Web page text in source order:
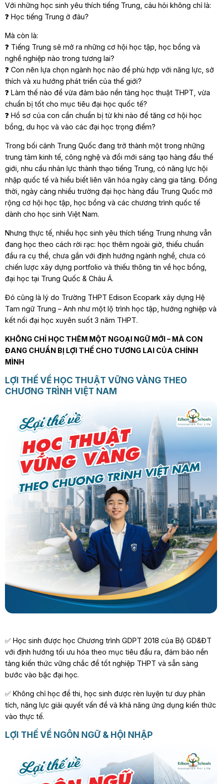
Với những học sinh yêu thích tiếng Trung, câu hỏi không chỉ là:
❓ Học tiếng Trung ở đâu?
Mà còn là:
❓ Tiếng Trung sẽ mở ra những cơ hội học tập, học bổng và
nghề nghiệp nào trong tương lai?
❓ Con nên lựa chọn ngành học nào để phù hợp với năng lực, sở
thích và xu hướng phát triển của thế giới?
❓ Làm thế nào để vừa đảm bảo nền tảng học thuật THPT, vừa
chuẩn bị tốt cho mục tiêu đại học quốc tế?
❓ Hồ sơ của con cần chuẩn bị từ khi nào để tăng cơ hội học
bổng, du học và vào các đại học trọng điểm?
Trong bối cảnh Trung Quốc đang trở thành một trong những
trung tâm kinh tế, công nghệ và đổi mới sáng tạo hàng đầu thế
giới, nhu cầu nhân lực thành thạo tiếng Trung, có năng lực hội
nhập quốc tế và hiểu biết liên văn hóa ngày càng gia tăng. Đồng
thời, ngày càng nhiều trường đại học hàng đầu Trung Quốc mở
rộng cơ hội học tập, học bổng và các chương trình quốc tế
dành cho học sinh Việt Nam.
Nhưng thực tế, nhiều học sinh yêu thích tiếng Trung nhưng vẫn
đang học theo cách rời rạc: học thêm ngoài giờ, thiếu chuẩn
đầu ra cụ thể, chưa gắn với định hướng ngành nghề, chưa có
chiến lược xây dựng portfolio và thiếu thông tin về học bổng,
đại học tại Trung Quốc & Châu Á.
Đó cũng là lý do Trường THPT Edison Ecopark xây dựng Hệ
Tam ngữ Trung – Anh như một lộ trình học tập, hướng nghiệp và
kết nối đại học xuyên suốt 3 năm THPT.
KHÔNG CHỈ HỌC THÊM MỘT NGOẠI NGỮ MỚI – MÀ CON
ĐANG CHUẨN BỊ LỢI THẾ CHO TƯƠNG LAI CỦA CHÍNH
MÌNH
LỢI THẾ VỀ HỌC THUẬT VỮNG VÀNG THEO
CHƯƠNG TRÌNH VIỆT NAM
✅ Học sinh được học Chương trình GDPT 2018 của Bộ GD&ĐT
với định hướng tối ưu hóa theo mục tiêu đầu ra, đảm bảo nền
tảng kiến thức vững chắc để tốt nghiệp THPT và sẵn sàng
bước vào bậc đại học.
✅ Không chỉ học để thi, học sinh được rèn luyện tư duy phân
tích, năng lực giải quyết vấn đề và khả năng ứng dụng kiến thức
vào thực tế.
LỢI THẾ VỀ NGÔN NGỮ & HỘI NHẬP